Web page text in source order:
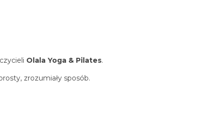
Olala Yoga & Pilates.
zrozumiały sposób.